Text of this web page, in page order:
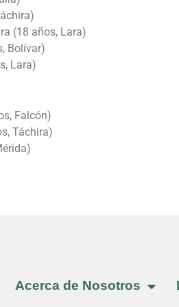
(18 años, Lara)
Bolívar)
Lara)
Falcón)
Táchira)
Acerca de Nosotros